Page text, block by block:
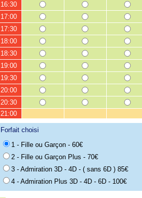
16:30
17:00
17:30
18:00
18:30
19:00
19:30
20:00
20:30
21:00
Forfait choisi
1 - Fille ou Garçon - 60€
2 - Fille ou Garçon Plus - 70€
3 - Admiration 3D - 4D - ( sans 6D ) 85€
4 - Admiration Plus 3D - 4D - 6D - 100€